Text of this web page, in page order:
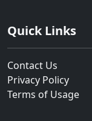
Quick Links
Contact Us
Privacy Policy
Terms of Usage